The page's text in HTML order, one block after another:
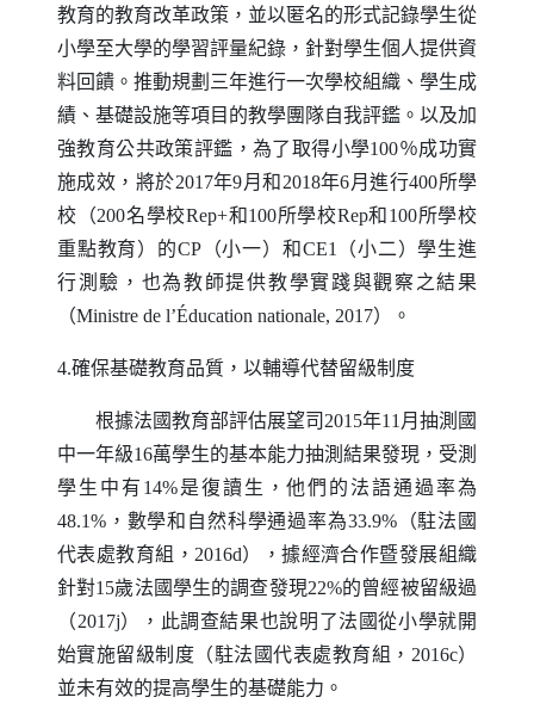
教育的教育改革政策，並以匿名的形式記錄學生從
小學至大學的學習評量紀錄，針對學生個人提供資
料回饋。推動規劃三年進行一次學校組織、學生成
績、基礎設施等項目的教學團隊自我評鑑。以及加
強教育公共政策評鑑，為了取得小學100％成功實
施成效，將於2017年9月和2018年6月進行400所學
校（200名學校Rep+和100所學校Rep和100所學校
重點教育）的CP（小一）和CE1
（小二）學生進
行測驗，也為教師提供教學實踐與觀察之結果
（Ministre de l’Éducation nationale, 2017）。
4.確保基礎教育品質，以輔導代替留級制度
根據法國教育部評估展望司2015年11月抽測國
中一年級16萬學生的基本能力抽測結果發現，受測
學生中有14%是復讀生，他們的法語通過率為
48.1%，數學和自然科學通過率為33.9%（駐法國
代表處教育組，2016d），據經濟合作暨發展組織
針對15歲法國學生的調查發現22%的曾經被留級過
（2017j），此調查結果也說明了法國從小學就開
始實施留級制度（駐法國代表處教育組，2016c）
並未有效的提高學生的基礎能力。